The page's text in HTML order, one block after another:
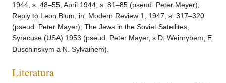
1944, s. 48–55, April 1944, s. 81–85 (pseud. Peter Meyer);
Reply to Leon Blum, in: Modern Review 1, 1947, s. 317–320
(pseud. Peter Mayer); The Jews in the Soviet Satellites,
Syracuse (USA) 1953 (pseud. Peter Mayer, s D. Weinrybem, E.
Duschinskym a N. Sylvainem).
Literatura